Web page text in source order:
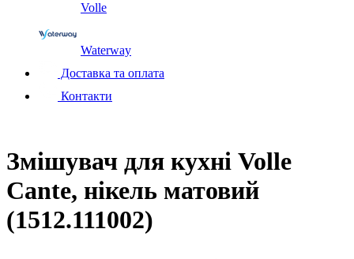
Volle
Waterway
Доставка та оплата
Контакти
Змішувач для кухні Volle
Cante, нікель матовий
(1512.111002)